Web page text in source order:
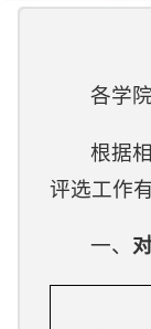
各学院
根据
评选工作
一、